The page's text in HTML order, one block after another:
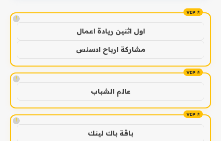
!
اول اثنين ريادة اعمال
مشاركة ارباح ادسنس
!
عالم الشباب
!
باقة باك لينك